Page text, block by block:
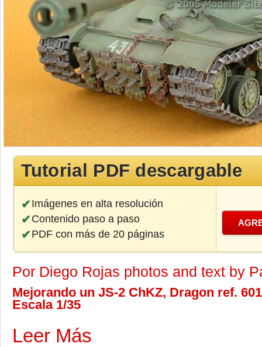
Tutorial PDF descargable
Imágenes en alta resolución
Contenido paso a paso
PDF con más de 20 páginas
Por Diego Rojas photos and text by
Mejorando un JS-2 ChKZ, Dragon ref.
Escala 1/35
Leer Más